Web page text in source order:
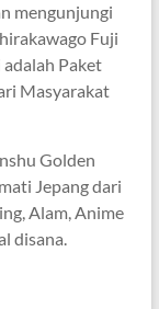
mengunjungi
Fuji
adalah Paket
Masyarakat
Golden
Jepang dari
Alam, Anime
disana.